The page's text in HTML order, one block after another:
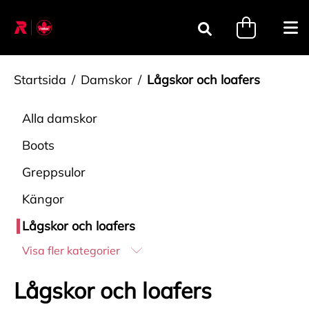
Sök
Startsida Damskor Lågskor och loafers
Alla damskor
Boots
Greppsulor
Kängor
Lågskor och loafers
Visa fler kategorier
Lågskor och loafers